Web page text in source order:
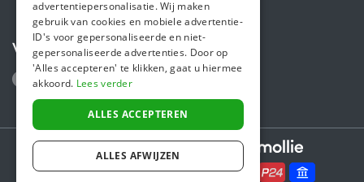
Volg ons
Secure payments powered by
advertentiepersonalisatie. Wij maken
gebruik van cookies en mobiele advertentie-
ID's voor gepersonaliseerde en niet-
gepersonaliseerde advertenties. Door op
'Alles accepteren' te klikken, gaat u hiermee
akkoord. Lees verder
ALLES ACCEPTEREN
ALLES AFWIJZEN